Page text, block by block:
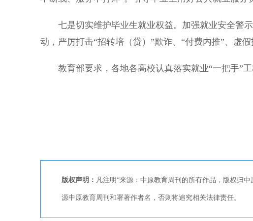
七是切实维护毕业生就业权益。加强就业安全警
动，严厉打击“招转培（贷）”欺诈、“付费内推”、虚
教育部要求，各地各高校认真落实就业“一把手”工
版权声明： 凡注明“来源：中原教育周刊的所有作品，版权归
源中原教育周刊和署著作者名，否则将追究相关法律责任。